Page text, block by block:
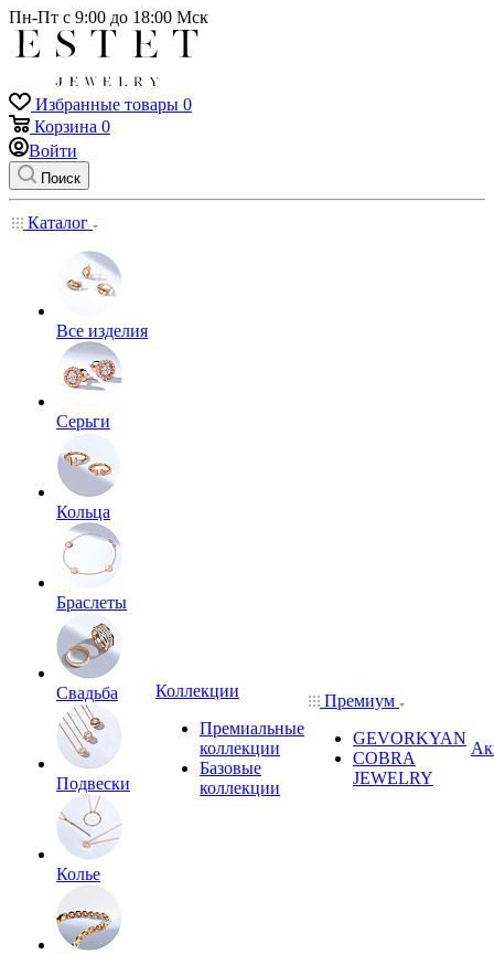
Пн-Пт с 9:00 до 18:00 Мск
Избранные товары 0
Корзина 0
Войти
Поиск
Каталог
Все изделия
Серьги
Кольца
Браслеты
Свадьба
Подвески
Колье
Коллекции
Премиальные
коллекции
Базовые
коллекции
Премиум
GEVORKYAN
COBRA
JEWELRY